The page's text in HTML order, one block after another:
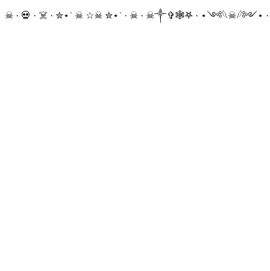
☠ · 💀 · ☠️ · ✮⋆˙ ☠︎︎ ☆☠︎ ✮⋆˙ · ☠︎ · ☠︎︎༒︎✞︎🕸𖤐 · ⋆༺𓆩☠︎︎𓆪༻⋆